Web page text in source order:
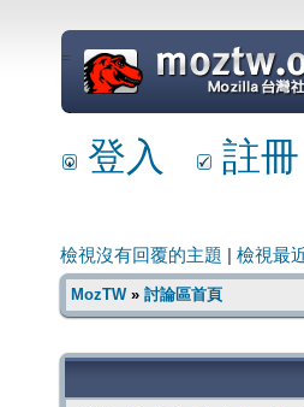
=
登入 註冊
檢視沒有回覆的主題 檢視最
MozTW» 討論區首頁